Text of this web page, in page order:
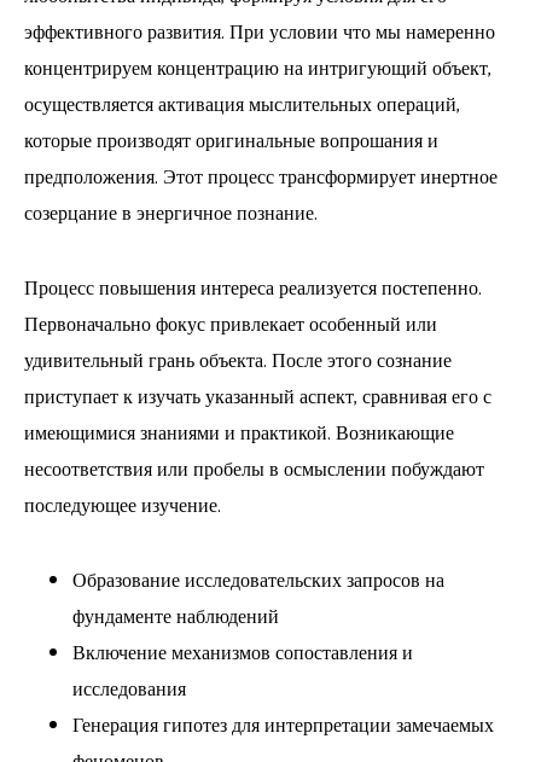
эффективного развития. При условии что мы намеренно
концентрируем концентрацию на интригующий объект,
осуществляется активация мыслительных операций,
которые производят оригинальные вопрошания и
предположения. Этот процесс трансформирует инертное
созерцание в энергичное познание.
Процесс повышения интереса реализуется постепенно.
Первоначально фокус привлекает особенный или
удивительный грань объекта. После этого сознание
приступает к изучать указанный аспект, сравнивая его с
имеющимися знаниями и практикой. Возникающие
несоответствия или пробелы в осмыслении побуждают
последующее изучение.
Образование исследовательских запросов на
фундаменте наблюдений
Включение механизмов сопоставления и
исследования
Генерация гипотез для интерпретации замечаемых